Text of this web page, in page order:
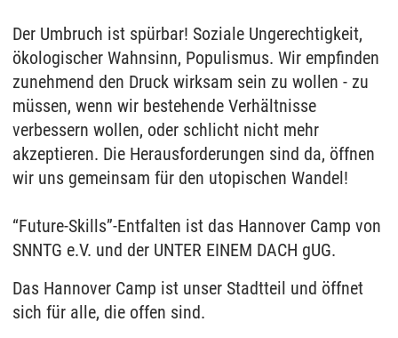
Der Umbruch ist spürbar! Soziale Ungerechtigkeit,
ökologischer Wahnsinn, Populismus. Wir empfinden
zunehmend den Druck wirksam sein zu wollen - zu
müssen, wenn wir bestehende Verhältnisse
verbessern wollen, oder schlicht nicht mehr
akzeptieren. Die Herausforderungen sind da, öffnen
wir uns gemeinsam für den utopischen Wandel!
“Future-Skills”-Entfalten ist das Hannover Camp von
SNNTG e.V. und der UNTER EINEM DACH gUG.
Das Hannover Camp ist unser Stadtteil und öffnet
sich für alle, die offen sind.